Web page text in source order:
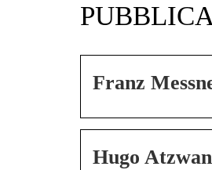
Franz
Hugo